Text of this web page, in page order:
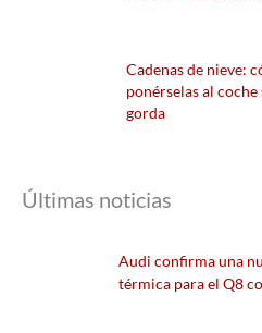
Cadenas de nieve:
ponérselas al
gorda
Últimas noticias
Audi confirma una
térmica para el Q8